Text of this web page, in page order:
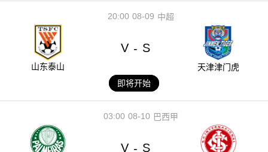
08-09
20:00 中超
山东泰山
V - S
天津津门虎
即将开始
08-10
03:00 巴西甲
V - S